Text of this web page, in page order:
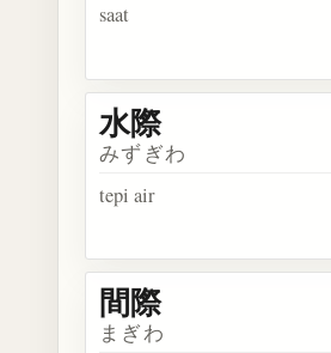
saat
水際
みずぎわ
tepi air
間際
まぎわ